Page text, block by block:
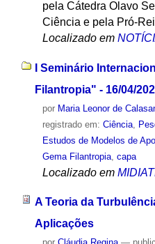
pela Cátedra Olavo
Ciência e pela Pró-
Localizado em
I Seminário
Filantropia" - 16/04/
por Maria Leonor de
registrado em: Ciência,
Estudos de Modelos de
Gema Filantropia, capa
Localizado em
A Teoria da
Aplicações